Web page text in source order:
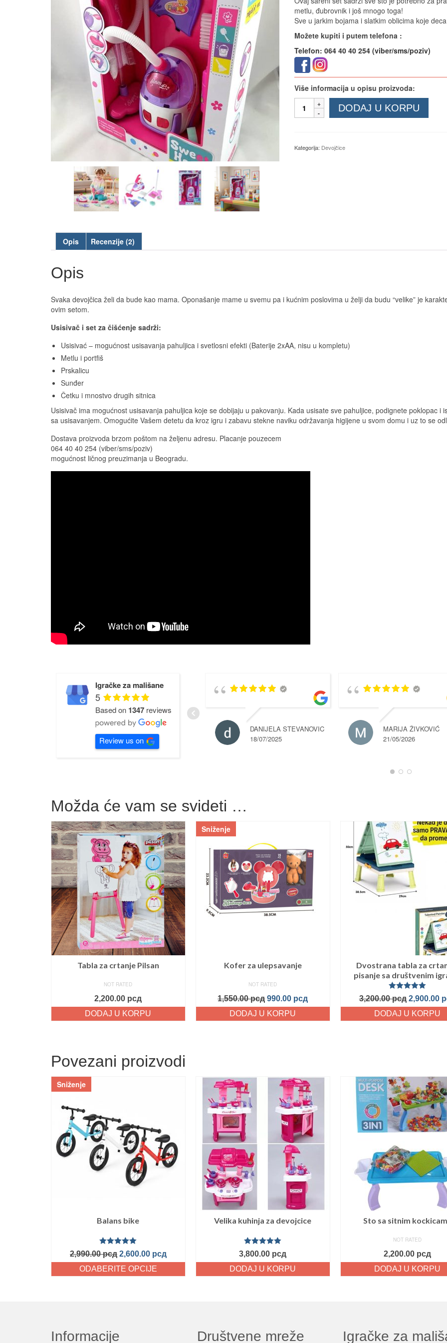
metlu, đubrovnik i još mnogo toga!
Sve u jarkim bojama i slatkim oblicima koje
Možete kupiti i putem telefona :
Telefon: 064 40 40 254 (viber/sms/poziv)
Više informacija u opisu proizvoda:
količina
DODAJ U KORPU
Kategorija: Devojčice
Opis Recenzije (2)
Opis
Svaka devojčica želi da bude kao mama. Oponašanje mame u svemu pa i kućnim poslovima u želji da budu “velike” je
ovim setom.
Usisivač i set za čišćenje sadrži:
Usisivać – mogućnost usisavanja pahuljica i svetlosni efekti (Baterije 2xAA, nisu u kompletu)
Metlu i portfiš
Prskalicu
Sunđer
Četku i mnostvo drugih sitnica
Usisivač ima mogućnost usisavanja pahuljica koje se dobijaju u pakovanju. Kada usisate sve pahuljice, podignete poklopac
sa usisavanjem. Omogućite Vašem detetu da kroz igru i zabavu stekne naviku održavanja higijene u svom domu i uz to se
Dostava proizvoda brzom poštom na željenu adresu. Placanje pouzecem
064 40 40 254 (viber/sms/poziv)
mogućnost ličnog preuzimanja u Beogradu.
Igračke za mališane
5
Based on 1347 reviews
Review us on
DANIJELA STEVANOVIC
18/07/2025
MARIJA ŽIVKOVIĆ
21/05/2026
Možda će vam se svideti …
Tabla za crtanje Pilsan
NOT RATED
2,200.00 рсд
DODAJ U KORPU
Sniženje
Kofer za ulepsavanje
NOT RATED
1,550.00рсд 990.00 рсд
DODAJ U KORPU
Dvostrana tabla za
pisanje sa društvenim
Ocenjeno
sa5.00od
5
3,200.00рсд 2,900.00
DODAJ U KORPU
Povezani proizvodi
Sniženje
Balans bike
Ocenjeno
sa5.00od
5
2,990.00рсд 2,600.00 рсд
ODABERITE OPCIJE
Velika kuhinja za devojcice
Ocenjeno
sa5.00 od
5
3,800.00 рсд
DODAJ U KORPU
Sto sa sitnim
NOT RATED
2,200.00 рсд
DODAJ U KORPU
Informacije Društvene mreže Igračke za